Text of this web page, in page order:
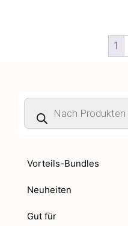
1
Products
search
Vorteils-Bundles
Neuheiten
Gut für